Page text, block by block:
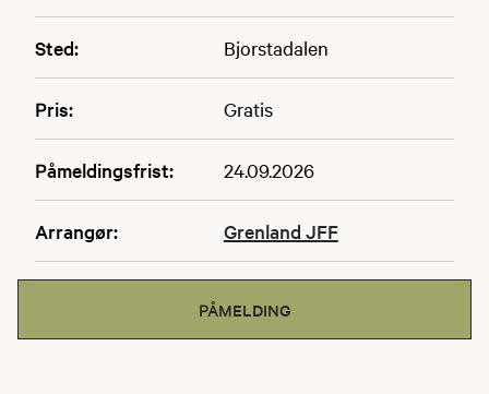
Sted: Bjorstadalen
Pris: Gratis
Påmeldingsfrist: 24.09.2026
Arrangør: Grenland JFF
PÅMELDING